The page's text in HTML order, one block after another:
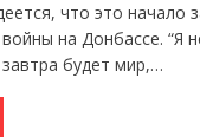
что это начало
на Донбассе. “Я
будет мир,…